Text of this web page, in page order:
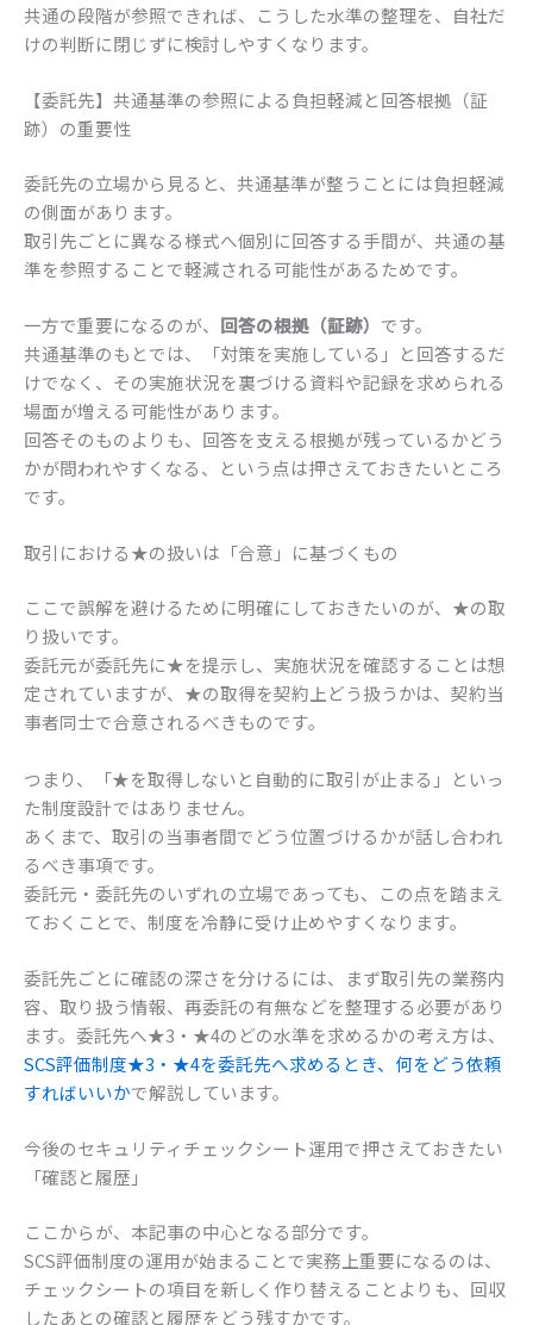
共通の段階が参照できれば、こうした水準の整理を、自社だ
けの判断に閉じずに検討しやすくなります。
【委託先】共通基準の参照による負担軽減と回答根拠（証
跡）の重要性
委託先の立場から見ると、共通基準が整うことには負担軽減
の側面があります。
取引先ごとに異なる様式へ個別に回答する手間が、共通の基
準を参照することで軽減される可能性があるためです。
一方で重要になるのが、 回答の根拠（証跡） です。
共通基準のもとでは、「対策を実施している」と回答するだ
けでなく、その実施状況を裏づける資料や記録を求められる
場面が増える可能性があります。
回答そのものよりも、回答を支える根拠が残っているかどう
かが問われやすくなる、という点は押さえておきたいところ
です。
取引における★の扱いは「合意」に基づくもの
ここで誤解を避けるために明確にしておきたいのが、★の取
り扱いです。
委託元が委託先に★を提示し、実施状況を確認することは想
定されていますが、★の取得を契約上どう扱うかは、契約当
事者同士で合意されるべきものです。
つまり、「★を取得しないと自動的に取引が止まる」といっ
た制度設計ではありません。
あくまで、取引の当事者間でどう位置づけるかが話し合われ
るべき事項です。
委託元・委託先のいずれの立場であっても、この点を踏まえ
ておくことで、制度を冷静に受け止めやすくなります。
委託先ごとに確認の深さを分けるには、まず取引先の業務内
容、取り扱う情報、再委託の有無などを整理する必要があり
ます。委託先へ★3・★4のどの水準を求めるかの考え方は、
SCS評価制度★3・★4を委託先へ求めるとき、何をどう依頼
すればいいかで解説しています。
今後のセキュリティチェックシート運用で押さえておきたい
「確認と履歴」
ここからが、本記事の中心となる部分です。
SCS評価制度の運用が始まることで実務上重要になるのは、
チェックシートの項目を新しく作り替えることよりも、回収
したあとの確認と履歴をどう残すかです。